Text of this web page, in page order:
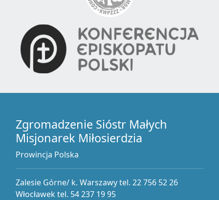
Zgromadzenie Sióstr Małych
Misjonarek Miłosierdzia
Prowincja Polska
Zalesie Górne/ k. Warszawy tel. 22 756 52 26
Włocławek tel. 54 237 19 95